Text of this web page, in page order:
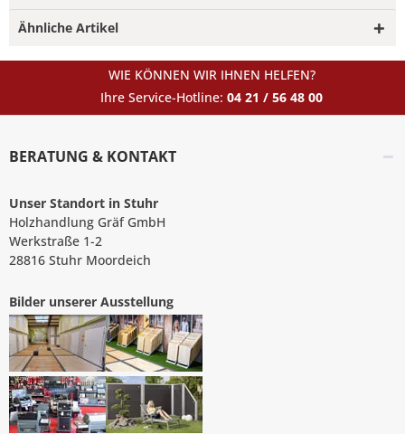
Ähnliche Artikel
WIE KÖNNEN WIR IHNEN HELFEN?
Ihre Service-Hotline: 04 21 / 56 48 00
BERATUNG & KONTAKT
Unser Standort in Stuhr
Holzhandlung Gräf GmbH
Werkstraße 1-2
28816 Stuhr Moordeich
Bilder unserer Ausstellung